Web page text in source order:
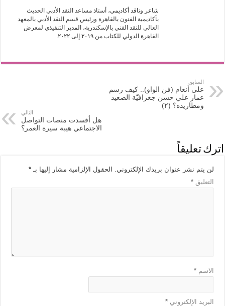
شاعر وناقد أكاديمي، أستاذ مساعد النقد الأدبي الحديث
بأكاديمية الفنون بالقاهرة ورئيس قسم النقد الأدبي بالمعهد
العالي للنقد الفني بالإسكندرية، المدير التنفيذي لمعرض
القاهرة الدولي للكتاب من ٢٠١٩ إلى ٢٠٢٢.
السابق
على أنغام (فن الواو).. كيف رسم
عمار علي حسن جغرافيّة الصعيد
ومطاريده؟ (٢)
التالي
هل أفسدت منصات التواصل
الاجتماعي هيبة سيرة العمر؟
اترك تعليقاً
لن يتم نشر عنوان بريدك الإلكتروني. الحقول الإلزامية مشار إليها بـ*
التعليق*
الاسم*
البريد الإلكتروني*